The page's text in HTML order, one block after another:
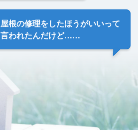
屋根の修理をしたほうがいいって
言われたんだけど……